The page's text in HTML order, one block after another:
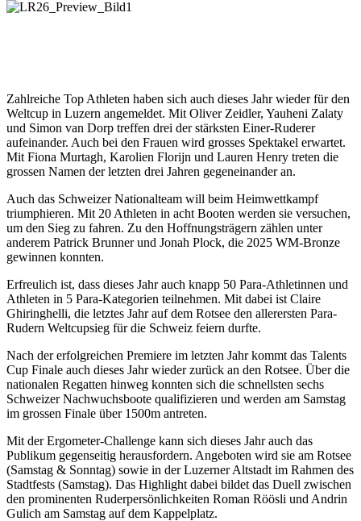
Zahlreiche Top Athleten haben sich auch dieses Jahr wieder für den
Weltcup in Luzern angemeldet. Mit Oliver Zeidler, Yauheni Zalaty
und Simon van Dorp treffen drei der stärksten Einer-Ruderer
aufeinander. Auch bei den Frauen wird grosses Spektakel erwartet.
Mit Fiona Murtagh, Karolien Florijn und Lauren Henry treten die
grossen Namen der letzten drei Jahren gegeneinander an.
Auch das Schweizer Nationalteam will beim Heimwettkampf
triumphieren. Mit 20 Athleten in acht Booten werden sie versuchen,
um den Sieg zu fahren. Zu den Hoffnungsträgern zählen unter
anderem Patrick Brunner und Jonah Plock, die 2025 WM-Bronze
gewinnen konnten.
Erfreulich ist, dass dieses Jahr auch knapp 50 Para-Athletinnen und
Athleten in 5 Para-Kategorien teilnehmen. Mit dabei ist Claire
Ghiringhelli, die letztes Jahr auf dem Rotsee den allerersten Para-
Rudern Weltcupsieg für die Schweiz feiern durfte.
Nach der erfolgreichen Premiere im letzten Jahr kommt das Talents
Cup Finale auch dieses Jahr wieder zurück an den Rotsee. Über die
nationalen Regatten hinweg konnten sich die schnellsten sechs
Schweizer Nachwuchsboote qualifizieren und werden am Samstag
im grossen Finale über 1500m antreten.
Mit der Ergometer-Challenge kann sich dieses Jahr auch das
Publikum gegenseitig herausfordern. Angeboten wird sie am Rotsee
(Samstag & Sonntag) sowie in der Luzerner Altstadt im Rahmen des
Stadtfests (Samstag). Das Highlight dabei bildet das Duell zwischen
den prominenten Ruderpersönlichkeiten Roman Röösli und Andrin
Gulich am Samstag auf dem Kappelplatz.